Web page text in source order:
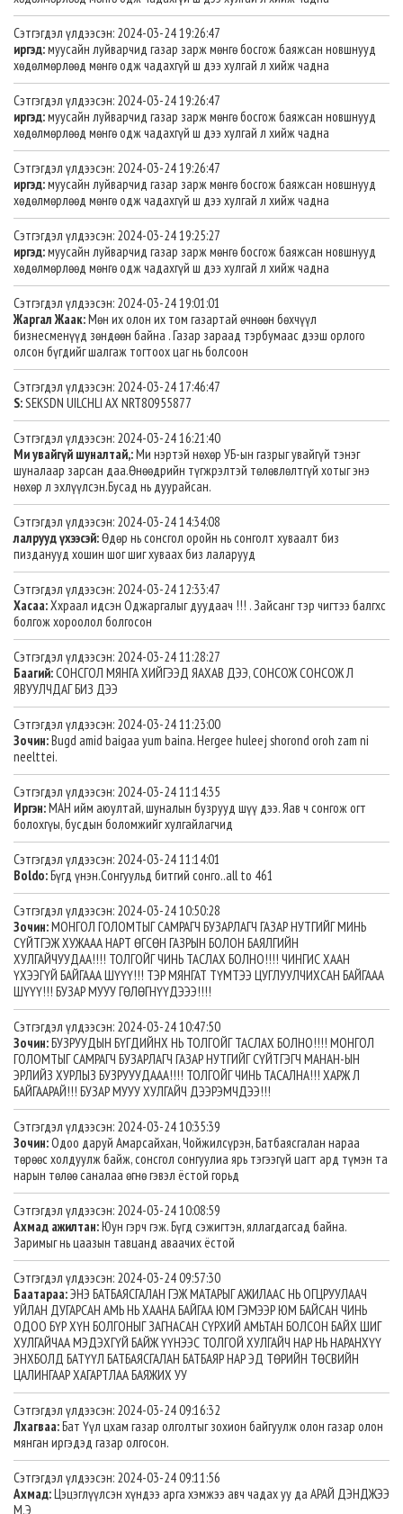
Сэтгэгдэл үлдээсэн: 2024-03-24 19:26:47
иргэд:муусайн луйварчид газар зарж мөнгө босгож баяжсан новшнууд
хөдөлмөрлөөд мөнгө одж чадахгүй ш дээ хулгай л хийж чадна
Сэтгэгдэл үлдээсэн: 2024-03-24 19:26:47
иргэд:муусайн луйварчид газар зарж мөнгө босгож баяжсан новшнууд
хөдөлмөрлөөд мөнгө одж чадахгүй ш дээ хулгай л хийж чадна
Сэтгэгдэл үлдээсэн: 2024-03-24 19:26:47
иргэд:муусайн луйварчид газар зарж мөнгө босгож баяжсан новшнууд
хөдөлмөрлөөд мөнгө одж чадахгүй ш дээ хулгай л хийж чадна
Сэтгэгдэл үлдээсэн: 2024-03-24 19:25:27
иргэд:муусайн луйварчид газар зарж мөнгө босгож баяжсан новшнууд
хөдөлмөрлөөд мөнгө одж чадахгүй ш дээ хулгай л хийж чадна
Сэтгэгдэл үлдээсэн: 2024-03-24 19:01:01
Жаргал Жаак:Мөн их олон их том газартай өчнөөн бөхчүүл
бизнесменүүд зөндөөн байна . Газар зараад тэрбумаас дээш орлого
олсон бүгдийг шалгаж тогтоох цаг нь болсоон
Сэтгэгдэл үлдээсэн: 2024-03-24 17:46:47
S:SEKSDN UILCHLI AX NRT80955877
Сэтгэгдэл үлдээсэн: 2024-03-24 16:21:40
Ми увайгүй шуналтай,:Ми нэртэй нөхөр УБ-ын газрыг увайгүй тэнэг
шуналаар зарсан даа.Өнөөдрийн түгжрэлтэй төлөвлөлтгүй хотыг энэ
нөхөр л эхлүүлсэн.Бусад нь дуурайсан.
Сэтгэгдэл үлдээсэн: 2024-03-24 14:34:08
лалрууд үхээсэй:Өдөр нь сонсгол оройн нь сонголт хуваалт биз
пизданууд хошин шог шиг хуваах биз лаларууд
Сэтгэгдэл үлдээсэн: 2024-03-24 12:33:47
Хасаа:Ххраал идсэн Оджаргалыг дуудаач !!! . Зайсанг тэр чигтээ балгхс
болгож хороолол болгосон
Сэтгэгдэл үлдээсэн: 2024-03-24 11:28:27
Баагий:СОНСГОЛ МЯНГА ХИЙГЭЭД ЯАХАВ ДЭЭ, СОНСОЖ СОНСОЖ Л
ЯВУУЛЧДАГ БИЗ ДЭЭ
Сэтгэгдэл үлдээсэн: 2024-03-24 11:23:00
Зочин:Bugd amid baigaa yum baina. Hergee huleej shorond oroh zam ni
neelttei.
Сэтгэгдэл үлдээсэн: 2024-03-24 11:14:35
Иргэн:МАН ийм аюултай, шуналын бузрууд шүү дээ. Яав ч сонгож огт
болохгүы, бусдын боломжийг хулгайлагчид
Сэтгэгдэл үлдээсэн: 2024-03-24 11:14:01
Boldo:Бүгд үнэн.Сонгуульд битгий сонго..all to 461
Сэтгэгдэл үлдээсэн: 2024-03-24 10:50:28
Зочин:МОНГОЛ ГОЛОМТЫГ САМРАГЧ БУЗАРЛАГЧ ГАЗАР НУТГИЙГ МИНЬ
СҮЙТГЭЖ ХУЖААА НАРТ ӨГСӨН ГАЗРЫН БОЛОН БАЯЛГИЙН
ХУЛГАЙЧУУДАА!!!! ТОЛГОЙГ ЧИНЬ ТАСЛАХ БОЛНО!!!! ЧИНГИС ХААН
ҮХЭЭГҮЙ БАЙГААА ШҮҮҮ!!! ТЭР МЯНГАТ ТҮМТЭЭ ЦУГЛУУЛЧИХСАН БАЙГААА
ШҮҮҮ!!! БУЗАР МУУУ ГӨЛӨГНҮҮДЭЭЭ!!!!
Сэтгэгдэл үлдээсэн: 2024-03-24 10:47:50
Зочин:БУЗРУУДЫН БҮГДИЙНХ НЬ ТОЛГОЙГ ТАСЛАХ БОЛНО!!!! МОНГОЛ
ГОЛОМТЫГ САМРАГЧ БУЗАРЛАГЧ ГАЗАР НУТГИЙГ СҮЙТГЭГЧ МАНАН-ЫН
ЭРЛИЙЗ ХУРЛЫЗ БУЗРУУУДААА!!!! ТОЛГОЙГ ЧИНЬ ТАСАЛНА!!! ХАРЖ Л
БАЙГААРАЙ!!! БУЗАР МУУУ ХУЛГАЙЧ ДЭЭРЭМЧДЭЭ!!!
Сэтгэгдэл үлдээсэн: 2024-03-24 10:35:39
Зочин:Одоо даруй Амарсайхан, Чойжилсүрэн, Батбаясгалан нараа
төрөөс холдуулж байж, сонсгол сонгуулиа ярь тэгээгүй цагт ард түмэн та
нарын төлөө саналаа өгнө гэвэл ёстой горьд
Сэтгэгдэл үлдээсэн: 2024-03-24 10:08:59
Ахмад ажилтан:Юун гэрч гэж. Бүгд сэжигтэн, яллагдагсад байна.
Заримыг нь цаазын тавцанд аваачих ёстой
Сэтгэгдэл үлдээсэн: 2024-03-24 09:57:30
Баатараа:ЭНЭ БАТБАЯСГАЛАН ГЭЖ МАТАРЫГ АЖИЛААС НЬ ОГЦРУУЛААЧ
УЙЛАН ДУГАРСАН АМЬ НЬ ХААНА БАЙГАА ЮМ ГЭМЭЭР ЮМ БАЙСАН ЧИНЬ
ОДОО БҮР ХҮН БОЛГОНЫГ ЗАГНАСАН СҮРХИЙ АМЬТАН БОЛСОН БАЙХ ШИГ
ХУЛГАЙЧАА МЭДЭХГҮЙ БАЙЖ ҮҮНЭЭС ТОЛГОЙ ХУЛГАЙЧ НАР НЬ НАРАНХҮҮ
ЭНХБОЛД БАТҮҮЛ БАТБАЯСГАЛАН БАТБАЯР НАР ЭД ТӨРИЙН ТӨСВИЙН
ЦАЛИНГААР ХАГАРТЛАА БАЯЖИХ УУ
Сэтгэгдэл үлдээсэн: 2024-03-24 09:16:32
Лхагваа:Бат Үүл цхам газар олголтыг зохион байгуулж олон газар олон
мянган иргэдэд газар олгосон.
Сэтгэгдэл үлдээсэн: 2024-03-24 09:11:56
Ахмад:Цэцэглүүлсэн хүндээ арга хэмжээ авч чадах уу да АРАЙ ДЭНДЖЭЭ
М.Э